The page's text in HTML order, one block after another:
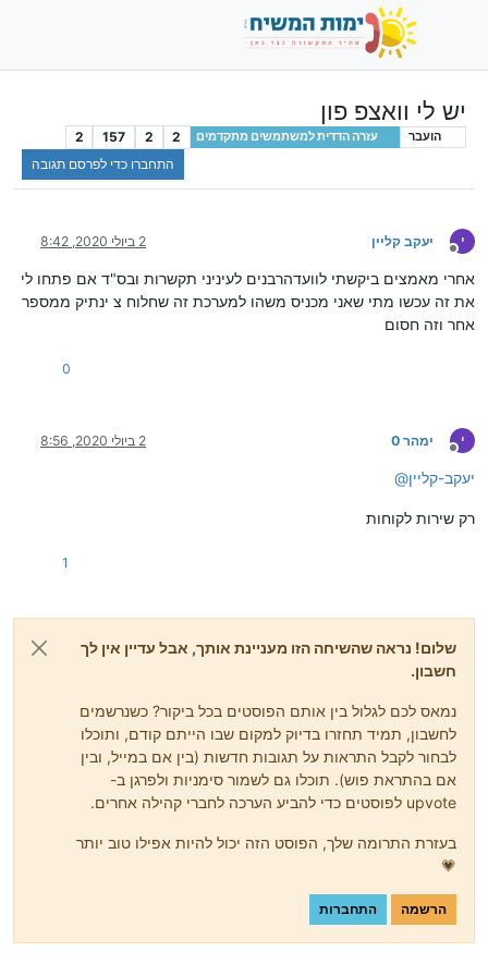
יש לי וואצפ פון
הועבר עזרה הדדית למשתמשים מתקדמים 2
2
157
2
התחברו כדי לפרסם תגובה
י
מנותק
יעקב קליין 2 ביולי 2020, 8:42
אחרי מאמצים ביקשתי לוועדהרבנים לעיניני תקשרות ובס"ד אם פתחו לי
את זה עכשו מתי שאני מכניס משהו למערכת זה שחלוח צ ינתיק ממספר
אחר וזה חסום
0
י
מנותק
ימהר 0 2 ביולי 2020, 8:56
@יעקב-קליין
רק שירות לקוחות
1
שלום! נראה שהשיחה הזו מעניינת אותך, אבל עדיין אין לך
חשבון.
נמאס לכם לגלול בין אותם הפוסטים בכל ביקור? כשנרשמים
לחשבון, תמיד תחזרו בדיוק למקום שבו הייתם קודם, ותוכלו
לבחור לקבל התראות על תגובות חדשות (בין אם במייל, ובין
אם בהתראת פוש). תוכלו גם לשמור סימניות ולפרגן ב-
upvote לפוסטים כדי להביע הערכה לחברי קהילה אחרים.
בעזרת התרומה שלך, הפוסט הזה יכול להיות אפילו טוב יותר
💗
הרשמה התחברות